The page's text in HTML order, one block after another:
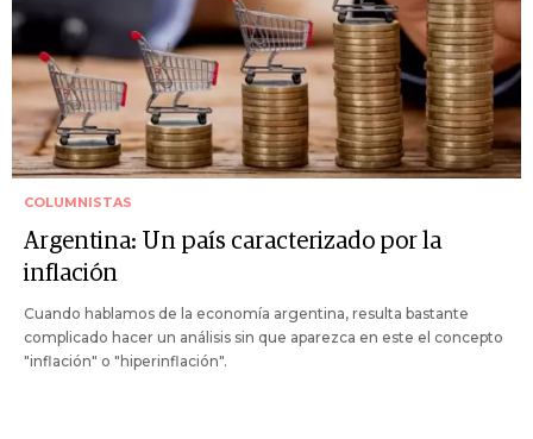
COLUMNISTAS
Argentina: Un país caracterizado por la
inflación
Cuando hablamos de la economía argentina, resulta bastante
complicado hacer un análisis sin que aparezca en este el concepto
"inflación" o "hiperinflación".